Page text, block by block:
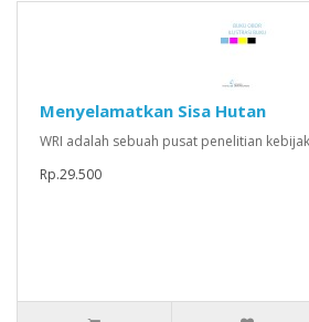
Menyelamatkan Sisa Hutan
WRI adalah sebuah pusat penelitian
Rp.29.500